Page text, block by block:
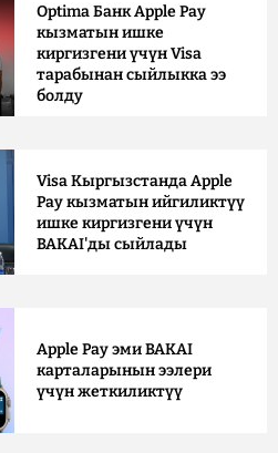
Optima Банк Apple Pay
кызматын ишке
киргизгени үчүн Visa
тарабынан сыйлыкка ээ
болду
Visa Кыргызстанда Apple
Pay кызматын ийгиликтүү
ишке киргизгени үчүн
BAKAI'ды сыйлады
Apple Pay эми BAKAI
карталарынын ээлери
үчүн жеткиликтүү